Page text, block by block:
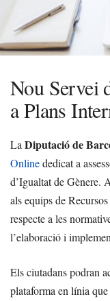
Nou Servei
a Plans
La Diputació de
Onlinededicat a
d’Igualtat de Gènere.
als equips de
respecte a les
l’elaboració i
Els ciutadans podran
plataforma en línia que